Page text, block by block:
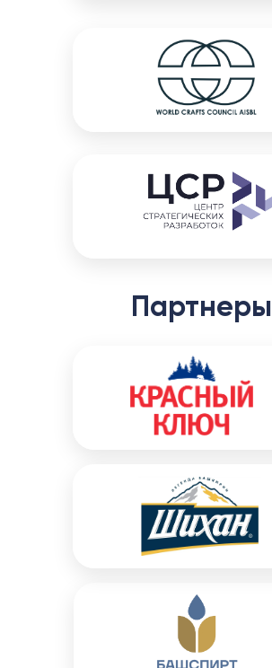
Партнеры